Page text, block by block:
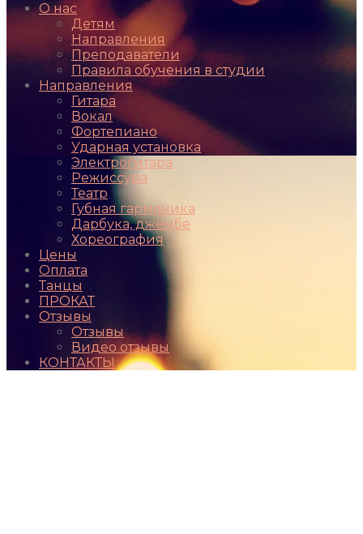
О нас
Детям
Направления
Преподаватели
Правила обучения в студии
Направления
Гитара
Вокал
Фортепиано
Ударная установка
Электрогитара
Режиссура
Театр
Губная гармоника
Дарбука, джембе
Хореография
Цены
Оплата
Танцы
ПРОКАТ
Отзывы
Отзывы
Видео отзывы
КОНТАКТЫ